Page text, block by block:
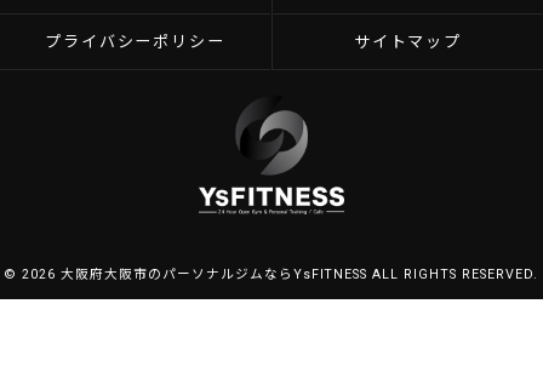
プライバシーポリシー サイトマップ
© 2026 大阪府大阪市のパーソナルジムならYsFITNESS ALL RIGHTS RESERVED.